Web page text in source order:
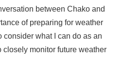
between Chako and
of preparing for weather
consider what I can do as an
closely monitor future weather